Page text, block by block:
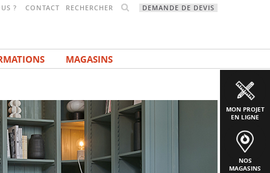
? CONTACT RECHERCHER DEMANDE DE DEVIS
MAGASINS
MON PROJET
EN LIGNE
NOS
MAGASINS